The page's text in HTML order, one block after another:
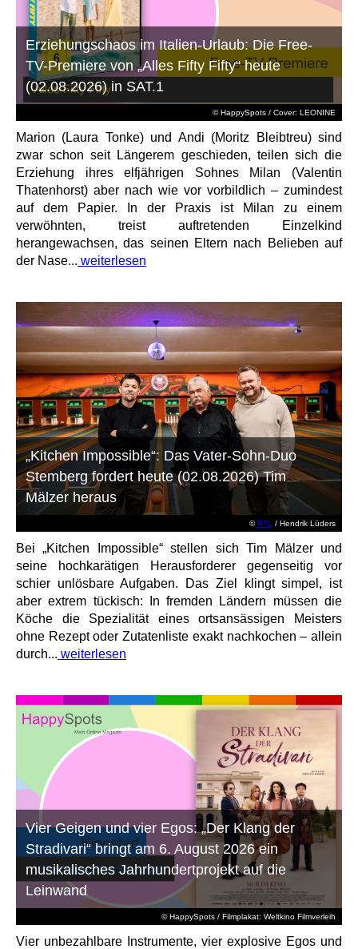
© HappySpots / Cover: LEONINE
Erziehungschaos im Italien-Urlaub: Die Free-
TV-Premiere von „Alles Fifty Fifty“ heute
(02.08.2026) in SAT.1
Marion (Laura Tonke) und Andi (Moritz Bleibtreu) sind
zwar schon seit Längerem geschieden, teilen sich die
Erziehung ihres elfjährigen Sohnes Milan (Valentin
Thatenhorst) aber nach wie vor vorbildlich – zumindest
auf dem Papier. In der Praxis ist Milan zu einem
verwöhnten, treist auftretenden Einzelkind
herangewachsen, das seinen Eltern nach Belieben auf
der Nase... weiterlesen
©RTL / Hendrik Lüders
„Kitchen Impossible“: Das Vater-Sohn-Duo
Stemberg fordert heute (02.08.2026) Tim
Mälzer heraus
Bei „Kitchen Impossible“ stellen sich Tim Mälzer und
seine hochkarätigen Herausforderer gegenseitig vor
schier unlösbare Aufgaben. Das Ziel klingt simpel, ist
aber extrem tückisch: In fremden Ländern müssen die
Köche die Spezialität eines ortsansässigen Meisters
ohne Rezept oder Zutatenliste exakt nachkochen – allein
durch... weiterlesen
© HappySpots / Filmplakat: Weltkino Filmverleih
Vier Geigen und vier Egos: „Der Klang der
Stradivari“ bringt am 6. August 2026 ein
musikalisches Jahrhundertprojekt auf die
Leinwand
Vier unbezahlbare Instrumente, vier explosive Egos und